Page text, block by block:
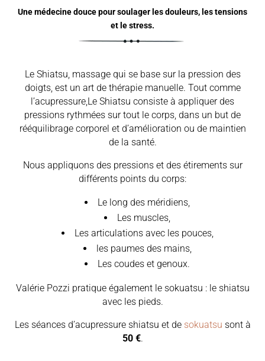
Une médecine douce pour soulager les douleurs, les tensions
et le stress.
Le Shiatsu, massage qui se base sur la pression des
doigts, est un art de thérapie manuelle. Tout comme
l’acupressure,Le Shiatsu consiste à appliquer des
pressions rythmées sur tout le corps, dans un but de
rééquilibrage corporel et d’amélioration ou de maintien
de la santé.
Nous appliquons des pressions et des étirements sur
différents points du corps:
Le long des méridiens,
Les muscles,
Les articulations avec les pouces,
les paumes des mains,
Les coudes et genoux.
Valérie Pozzi pratique également le sokuatsu : le shiatsu
avec les pieds.
Les séances d’acupressure shiatsu et de sokuatsu sont à
50 €.